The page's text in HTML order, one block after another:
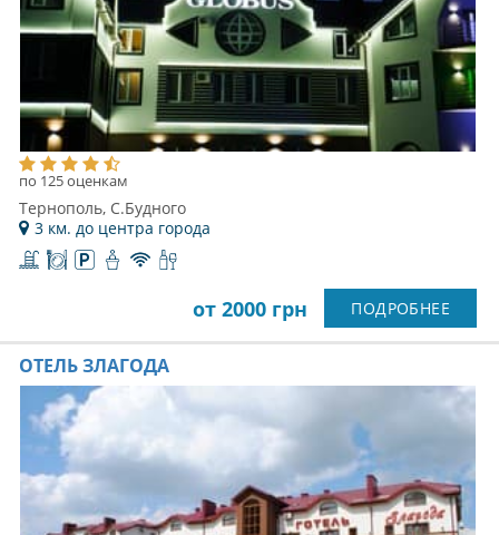
по 125 оценкам
Тернополь, C.Будного
3 км. до центра города
от 2000 грн ПОДРОБНЕЕ
ОТЕЛЬ ЗЛАГОДА